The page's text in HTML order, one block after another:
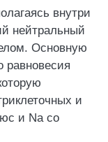
внутри
нейтральный
Основную
равновесия
и
и Na со